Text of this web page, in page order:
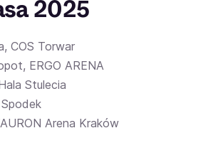
2025
COS Torwar
ERGO ARENA
Stulecia
Arena Kraków